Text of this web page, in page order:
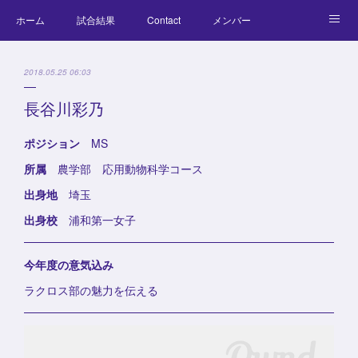
ホーム 試合結果 Contact メンバー
2018.05.25 06:03
長谷川彩乃
ポジション MS
所属 農学部 応用動物科学コース
出身地埼玉
出身校 浦和第一女子
今年度の意気込み
ラクロス部の魅力を伝える